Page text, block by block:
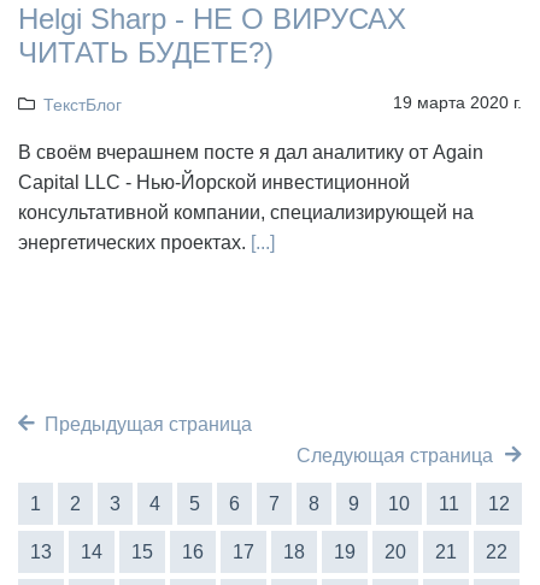
Helgi Sharp - НЕ О ВИРУСАХ
ЧИТАТЬ БУДЕТЕ?)
ТекстБлог 19 марта 2020 г.
В своём вчерашнем посте я дал аналитику от Again
Capital LLC - Нью-Йорской инвестиционной
консультативной компании, специализирующей на
энергетических проектах. [...]
Предыдущая страница
Следующая страница
1 2 3 4 5 6 7 8 9 10 11 12
13 14 15 16 17 18 19 20 21 22